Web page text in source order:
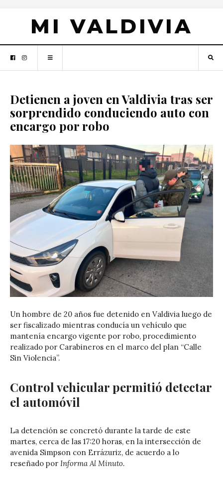
MI VALDIVIA
Detienen a joven en Valdivia tras ser
sorprendido conduciendo auto con
encargo por robo
Un hombre de 20 años fue detenido en Valdivia luego de
ser fiscalizado mientras conducía un vehículo que
mantenía encargo vigente por robo, procedimiento
realizado por Carabineros en el marco del plan “Calle
Sin Violencia”.
Control vehicular permitió detectar
el automóvil
La detención se concretó durante la tarde de este
martes, cerca de las 17:20 horas, en la intersección de
avenida Simpson con Errázuriz, de acuerdo a lo
reseñado por Informa Al Minuto.